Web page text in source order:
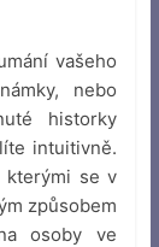
vašeho
nebo
historky
intuitivně.
kterými se v
způsobem
osoby ve